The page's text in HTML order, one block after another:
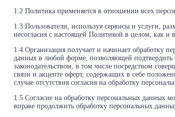
1.2 Политика применяется в отношении всех
1.3 Пользователи, используя сервисы и услуги,
несогласия с настоящей Политикой в целом, как и
1.4 Организация получает и начинает обработку
данных в любой форме, позволяющей подтвердить
законодательством, в том числе посредством
связи и акцепте оферт, содержащих в себе
случае отсутствия согласия на обработку
1.5 Согласие на обработку персональных данных
вправе продолжить обработку персональных